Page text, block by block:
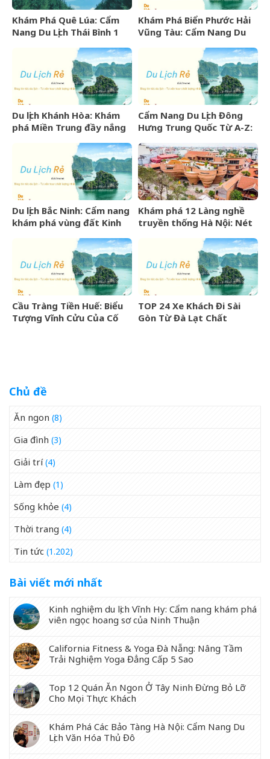
Khám Phá Quê Lúa: Cẩm
Nang Du Lịch Thái Bình 1
Khám Phá Biển Phước Hải
Vũng Tàu: Cẩm Nang Du
Du lịch Khánh Hòa: Khám
phá Miền Trung đầy nắng
Cẩm Nang Du Lịch Đông
Hưng Trung Quốc Từ A-Z:
Trình Chi Tiết
Du lịch Bắc Ninh: Cẩm nang
khám phá vùng đất Kinh
Khám phá 12 Làng nghề
truyền thống Hà Nội: Nét
Cầu Tràng Tiền Huế: Biểu
Tượng Vĩnh Cửu Của Cố
TOP 24 Xe Khách Đi Sài
Gòn Từ Đà Lạt Chất
Chủ đề
Ăn ngon (8)
Gia đình (3)
Giải trí(4)
Làm đẹp (1)
Sống khỏe (4)
Thời trang (4)
Tin tức (1.202)
Bài viết mới nhất
Kinh nghiệm du lịch Vĩnh Hy: Cẩm nang khám phá
viên ngọc hoang sơ của Ninh Thuận
California Fitness & Yoga Đà Nẵng: Nâng Tầm
Trải Nghiệm Yoga Đẳng Cấp 5 Sao
Top 12 Quán Ăn Ngon Ở Tây Ninh Đừng Bỏ Lỡ
Cho Mọi Thực Khách
Khám Phá Các Bảo Tàng Hà Nội: Cẩm Nang Du
Lịch Văn Hóa Thủ Đô